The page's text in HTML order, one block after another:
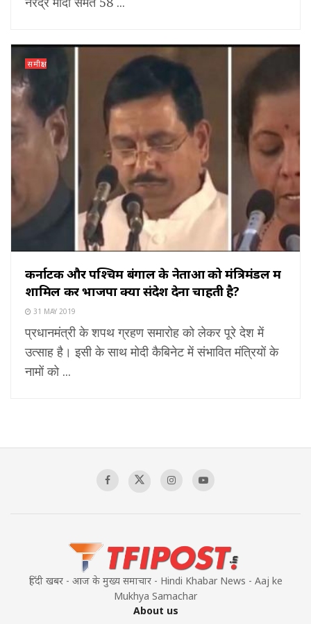
समीक्षा
कर्नाटक और पश्चिम बंगाल के नेताओं को मंत्रिमंडल में
शामिल कर भाजपा क्या संदेश देना चाहती है?
31 MAY 2019
प्रधानमंत्री के शपथ ग्रहण समारोह को लेकर पूरे देश में
उत्साह है। इसी के साथ मोदी कैबिनेट में संभावित मंत्रियों के
नामों को ...
हिंदी खबर - आज के मुख्य समाचार - Hindi Khabar News - Aaj ke
Mukhya Samachar
About us